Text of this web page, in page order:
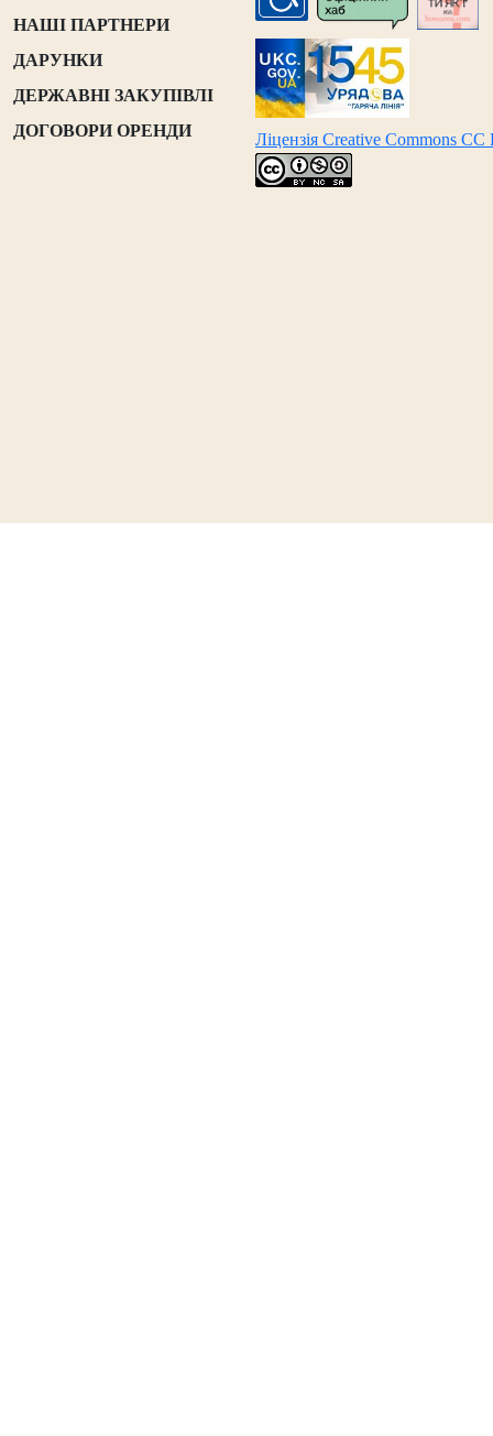
НАШІ ПАРТНЕРИ
ДАРУНКИ
ДЕРЖАВНІ ЗАКУПІВЛІ
ДОГОВОРИ ОРЕНДИ
Ліцензія Creative Commons